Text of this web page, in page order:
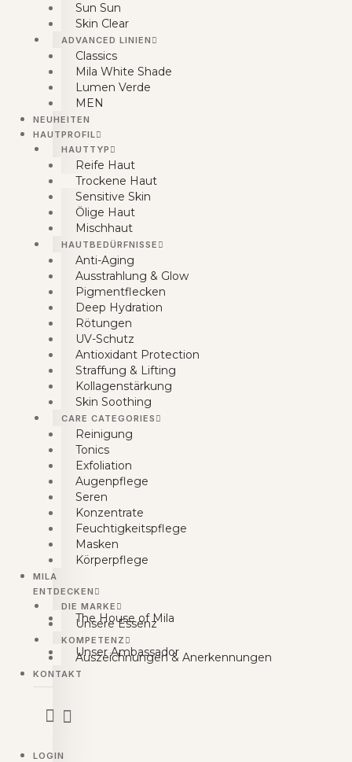
Sun Sun
Skin Clear
ADVANCED LINIEN
Classics
Mila White Shade
Lumen Verde
MEN
NEUHEITEN
HAUTPROFIL
HAUTTYP
Reife Haut
Trockene Haut
Sensitive Skin
Ölige Haut
Mischhaut
HAUTBEDÜRFNISSE
Anti-Aging
Ausstrahlung & Glow
Pigmentflecken
Deep Hydration
Rötungen
UV-Schutz
Antioxidant Protection
Straffung & Lifting
Kollagenstärkung
Skin Soothing
CARE CATEGORIES
Reinigung
Tonics
Exfoliation
Augenpflege
Seren
Konzentrate
Feuchtigkeitspflege
Masken
Körperpflege
MILA
ENTDECKEN
DIE MARKE
The House of Mila
Unsere Essenz
KOMPETENZ
Unser Ambassador
Auszeichnungen & Anerkennungen
KONTAKT
LOGIN